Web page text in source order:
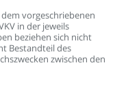
dem vorgeschriebenen
in der jeweils
beziehen sich nicht
Bestandteildes
zwischen den